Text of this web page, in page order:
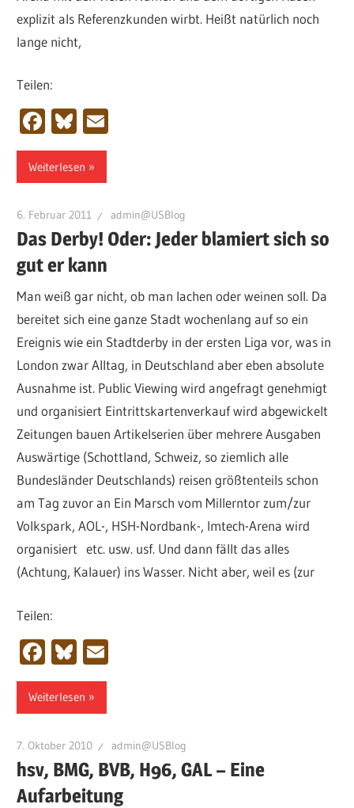
explizit als Referenzkunden wirbt. Heißt natürlich noch
lange nicht,
Teilen:
Facebook
Bluesky
Weiterlesen
6. Februar 2011 admin@USBlog
Das Derby! Oder: Jeder blamiert sich so
gut er kann
Man weiß gar nicht, ob man lachen oder weinen soll. Da
bereitet sich eine ganze Stadt wochenlang auf so ein
Ereignis wie ein Stadtderby in der ersten Liga vor, was in
London zwar Alltag, in Deutschland aber eben absolute
Ausnahme ist. Public Viewing wird angefragt genehmigt
und organisiert Eintrittskartenverkauf wird abgewickelt
Zeitungen bauen Artikelserien über mehrere Ausgaben
Auswärtige (Schottland, Schweiz, so ziemlich alle
Bundesländer Deutschlands) reisen größtenteils schon
am Tag zuvor an Ein Marsch vom Millerntor zum/zur
Volkspark, AOL-, HSH-Nordbank-, Imtech-Arena wird
organisiert etc. usw. usf. Und dann fällt das alles
(Achtung, Kalauer) ins Wasser. Nicht aber, weil es (zur
Teilen:
Facebook
Bluesky
Weiterlesen
7. Oktober 2010 admin@USBlog
hsv, BMG, BVB, H96, GAL – Eine
Aufarbeitung